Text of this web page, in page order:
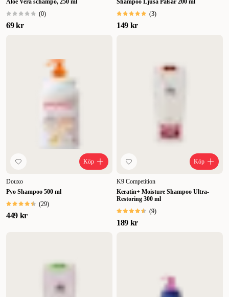
Aloe Vera schampo, 250 ml
(0)
69 kr
Shampoo Ljusa Pälsar 200 ml
(3)
149 kr
Köp
Douxo
Pyo Shampoo 500 ml
(29)
449 kr
Köp
K9 Competition
Keratin+ Moisture Shampoo Ultra-
Restoring 300 ml
(9)
189 kr